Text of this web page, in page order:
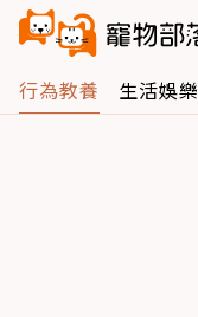
行為教養 生活娛樂